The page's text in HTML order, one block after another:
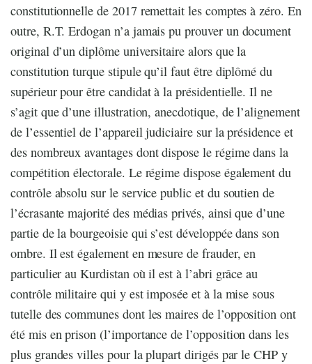
constitutionnelle de 2017 remettait les comptes à zéro. En
outre, R.T. Erdogan n’a jamais pu prouver un document
original d’un diplôme universitaire alors que la
constitution turque stipule qu’il faut être diplômé du
supérieur pour être candidat à la présidentielle. Il ne
s’agit que d’une illustration, anecdotique, de l’alignement
de l’essentiel de l’appareil judiciaire sur la présidence et
des nombreux avantages dont dispose le régime dans la
compétition électorale. Le régime dispose également du
contrôle absolu sur le service public et du soutien de
l’écrasante majorité des médias privés, ainsi que d’une
partie de la bourgeoisie qui s’est développée dans son
ombre. Il est également en mesure de frauder, en
particulier au Kurdistan où il est à l’abri grâce au
contrôle militaire qui y est imposée et à la mise sous
tutelle des communes dont les maires de l’opposition ont
été mis en prison (l’importance de l’opposition dans les
plus grandes villes pour la plupart dirigés par le CHP y